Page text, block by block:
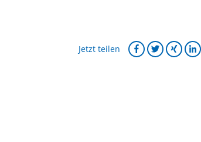
Jetzt teilen